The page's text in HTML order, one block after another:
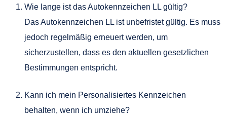
Wie lange ist das Autokennzeichen LL gültig?
Das Autokennzeichen LL ist unbefristet gültig. Es muss
jedoch regelmäßig erneuert werden, um
sicherzustellen, dass es den aktuellen gesetzlichen
Bestimmungen entspricht.
Kann ich mein Personalisiertes Kennzeichen
behalten, wenn ich umziehe?